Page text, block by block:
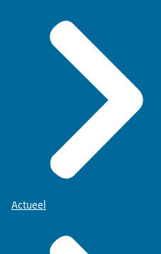
Actueel